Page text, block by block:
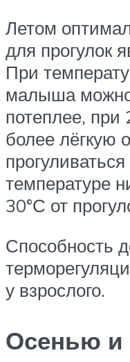
Летом
для прогулок
При
малыша
потеплее,
более лёгкую
температуре
30°С от
Способность
у взрослого.
Осенью и